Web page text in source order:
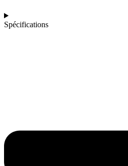
Spécifications